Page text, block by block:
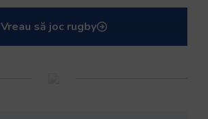
Vreau să joc rugby